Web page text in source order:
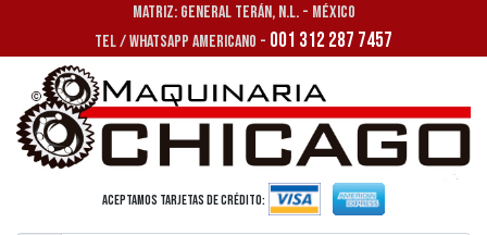
MATRIZ: GENERAL TERÁN, N.L. - MÉXICO
TEL / WHATSAPP AMERICANO - 001 312 287 7457
Aceptamos tarjetas de crédito: